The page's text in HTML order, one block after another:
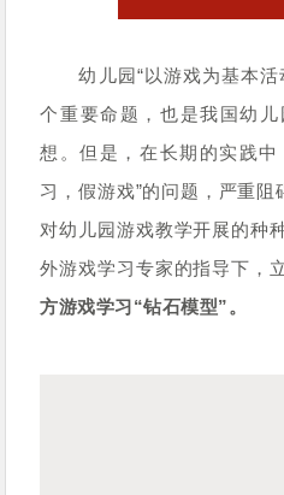
幼儿园“以游戏为基本
个重要命题，也是我国幼
想。但是，在长期的实践中
习，假游戏”的问题，严重阻
对幼儿园游戏教学开展的种
外游戏学习专家的指导下，
方游戏学习“钻石模型”。